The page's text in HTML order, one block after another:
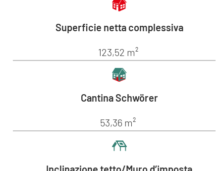
Superficie netta complessiva
123,52 m²
Cantina Schwörer
53,36 m²